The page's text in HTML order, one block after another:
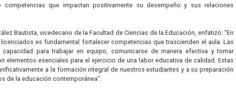
competencias que impactan positivamente su desempeño y sus relaciones
Bautista, vicedecano de la Facultad de Ciencias de la Educación, enfatizó: "En
es fundamental fortalecer competencias que trascienden el aula. Las
capacidad para trabajar en equipo, comunicarse de manera efectiva y tomar
elementos esenciales para el ejercicio de una labor educativa de calidad. Estas
a la formación integral de nuestros estudiantes y a su preparación
de la educación contemporánea".